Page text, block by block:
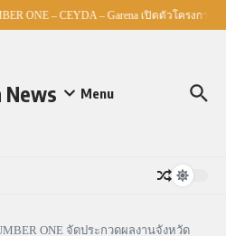
ONE – CEYDA – Garena เปิดตัวโครงการ
News Menu
ONE จัดประกวดผลงานจังหวัด